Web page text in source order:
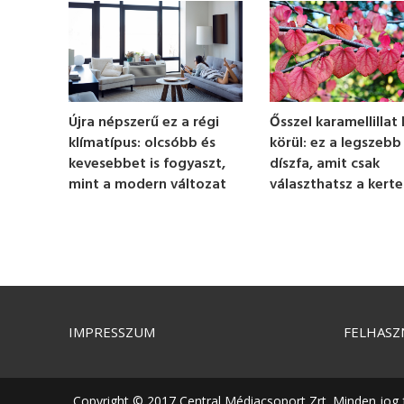
s
o
f
1
m
i
n
u
t
e
1
d
m
Újra népszerű ez a régi
klímatípus: olcsóbb és
kevesebbet is fogyaszt,
mint a modern változat
Ősszel karamellillat
körül: ez a legszebb
díszfa, amit csak
választhatsz a
IMPRESSZUM